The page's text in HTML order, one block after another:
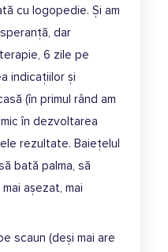
cu logopedie. Și am
dar
6 zile pe
indicațiilor și
(în primul rând am
în dezvoltarea
rezultate. Baiețelul
bată palma, să
așezat, mai
scaun (deși mai are